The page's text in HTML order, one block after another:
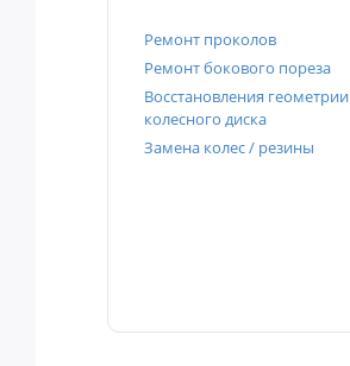
Ремонт проколов
Ремонт бокового пореза
Восстановления геометрии
колесного диска
Замена колес / резины